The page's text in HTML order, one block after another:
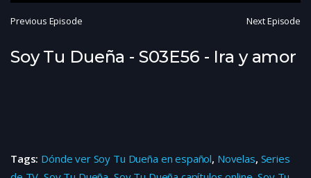
Previous Episode Next Episode
Soy Tu Dueña - S03E56 - Ira y amor
Tags: Dónde ver Soy Tu Dueña en español, Novelas, Series